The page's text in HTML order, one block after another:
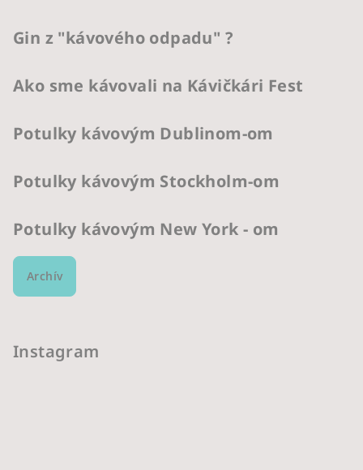
Gin z "kávového odpadu" ?
Ako sme kávovali na Kávičkári Fest
Potulky kávovým Dublinom-om
Potulky kávovým Stockholm-om
Potulky kávovým New York - om
Archív
Instagram